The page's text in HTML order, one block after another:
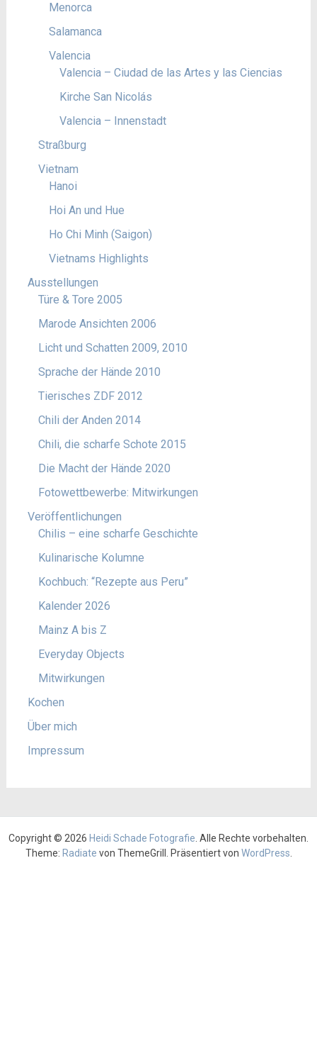
Menorca
Salamanca
Valencia
Valencia – Ciudad de las Artes y las Ciencias
Kirche San Nicolás
Valencia – Innenstadt
Straßburg
Vietnam
Hanoi
Hoi An und Hue
Ho Chi Minh (Saigon)
Vietnams Highlights
Ausstellungen
Türe & Tore 2005
Marode Ansichten 2006
Licht und Schatten 2009, 2010
Sprache der Hände 2010
Tierisches ZDF 2012
Chili der Anden 2014
Chili, die scharfe Schote 2015
Die Macht der Hände 2020
Fotowettbewerbe: Mitwirkungen
Veröffentlichungen
Chilis – eine scharfe Geschichte
Kulinarische Kolumne
Kochbuch: “Rezepte aus Peru”
Kalender 2026
Mainz A bis Z
Everyday Objects
Mitwirkungen
Kochen
Über mich
Impressum
Copyright © 2026 Heidi Schade Fotografie . Alle Rechte vorbehalten.
Theme: Radiate von ThemeGrill. Präsentiert von WordPress